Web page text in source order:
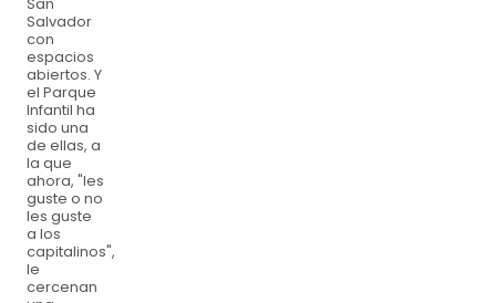
San
Salvador
con
espacios
abiertos. Y
el Parque
Infantil ha
sido una
de ellas, a
la que
ahora, "les
guste o no
les guste
a los
capitalinos",
le
cercenan